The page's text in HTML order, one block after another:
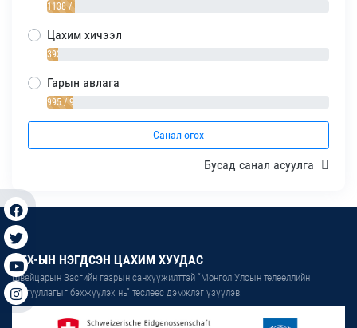
1138 / 10%
Цахим хичээл
393 / 4%
Гарын авлага
995 / 9%
Санал өгөх
Бусад санал асуулга
ИТХ-ЫН НЭГДСЭН ЦАХИМ ХУУДАС
Швейцарын Засгийн газрын санхүүжилттэй “Монгол Улсын төлөөллийн
байгууллагыг бэхжүүлэх нь” төслөөс дэмжлэг үзүүлэв.